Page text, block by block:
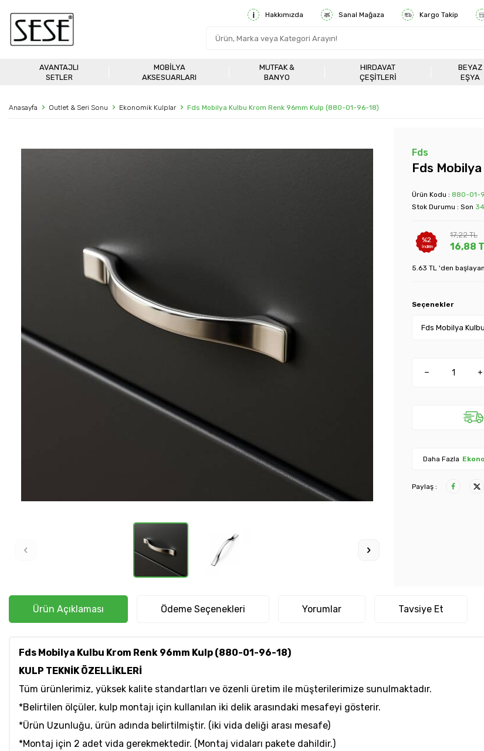
Hakkımızda Sanal Mağaza Kargo Takip
AVANTAJLI
SETLER
MOBILYA
AKSESUARLARI
MUTFAK &
BANYO
HIRDAVAT
ÇEŞITLERI
BEYAZ
EŞYA
Anasayfa Outlet & Seri Sonu Ekonomik Kulplar Fds Mobilya Kulbu Krom Renk 96mm Kulp (880-01-96-18)
Fds
Fds
Ürün Kodu : 880-01-
Stok Durumu : Son
%2
İndirim
17,22TL
16,88
5.63 TL 'den
Seçenekler
Daha Fazla
Paylaş :
Ürün Açıklaması Ödeme Seçenekleri Yorumlar Tavsiye Et
Fds Mobilya Kulbu Krom Renk 96mm Kulp (880-01-96-18)
KULP TEKNİK ÖZELLİKLERİ
Tüm ürünlerimiz, yüksek kalite standartları ve özenli üretim ile müşterilerimize sunulmaktadır.
*Belirtilen ölçüler, kulp montajı için kullanılan iki delik arasındaki mesafeyi gösterir.
*Ürün Uzunluğu, ürün adında belirtilmiştir. (iki vida deliği arası mesafe)
*Montaj için 2 adet vida gerekmektedir. (Montaj vidaları pakete dahildir.)